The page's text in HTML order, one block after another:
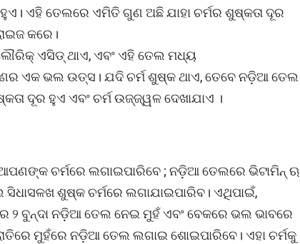
ଏହି ତେଲରେ ଏମିତି ଗୁଣ ଅଛି ଯାହା ଚର୍ମର ଶୁଷ୍କତା ଦୂର
କରେ।
ଏସିଡ୍ ଥାଏ, ଏବଂ ଏହି ତେଲ ମଧ୍ୟ
ଏକ ଭଲ ଉତ୍ସ। ଯଦି ଚର୍ମ ଶୁଷ୍କ ଥାଏ, ତେବେ ନଡ଼ିଆ ତେଲ
ଦୂର ହୁଏ ଏବଂ ଚର୍ମ ଉଜ୍ଜ୍ୱଳ ଦେଖାଯାଏ ।
ଚର୍ମରେ ଲଗାଇପାରିବେ ; ନଡ଼ିଆ ତେଲରେ ଭିଟାମିନ୍ ଋ
ଶୁଷ୍କ ଚର୍ମରେ ଲଗାଯାଇପାରିବ। ଏଥିପାଇଁ,
୨ ବୁନ୍ଦା ନଡ଼ିଆ ତେଲ ନେଇ ମୁହଁ ଏବଂ ବେକରେ ଭଲ ଭାବରେ
ମୁହଁରେ ନଡ଼ିଆ ତେଲ ଲଗାଇ ଶୋଇପାରିବେ। ଏହା ଚର୍ମକୁ